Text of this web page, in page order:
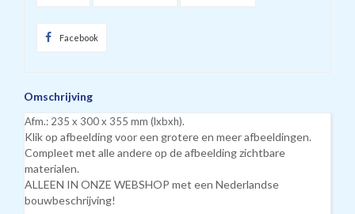
Facebook
Omschrijving
Afm.: 235 x 300 x 355 mm (lxbxh).
Klik op afbeelding voor een grotere en meer afbeeldingen.
Compleet met alle andere op de afbeelding zichtbare
materialen.
ALLEEN IN ONZE WEBSHOP met een Nederlandse
bouwbeschrijving!